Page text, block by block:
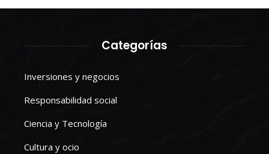
Categorías
Inversiones y negocios
Responsabilidad social
Ciencia y Tecnología
Cultura y ocio